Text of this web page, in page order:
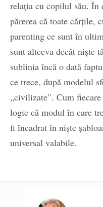
relația cu copilul său. În
părerea că toate cărțile,
parenting ce sunt în
sunt altceva decât niște
sublinia încă o dată
ce trece, după modelul
„civilizate”. Cum
logic că modul în care
fi încadrat în niște
universal valabile.